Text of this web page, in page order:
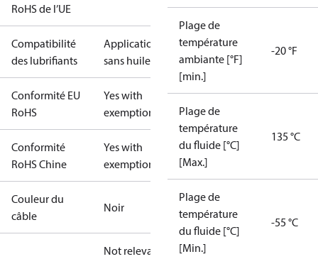
RoHS de l’UE
Compatibilité
des lubrifiants
Applications
sans huile
Conformité EU
RoHS
Yes with
exemptions
Conformité
RoHS Chine
Yes with
exemptions
Couleur du
câble
Noir
Not relevant
Plage de
température
ambiante [°F]
[min.]
-20 °F
Plage de
température
du fluide [°C]
[Max.]
135 °C
Plage de
température
du fluide [°C]
[Min.]
-55 °C